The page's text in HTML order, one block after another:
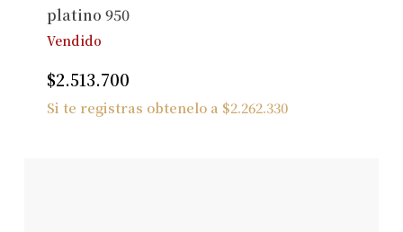
platino 950
Vendido
$2.513.700
Si te registras obtenelo a $2.262.330